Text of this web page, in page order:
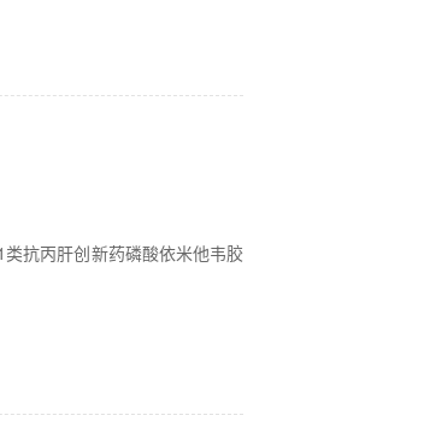
抗丙肝创新药磷酸依米他韦胶